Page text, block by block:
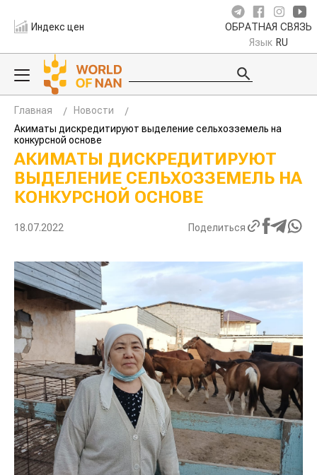
Индекс цен ОБРАТНАЯ СВЯЗЬ
Язык RU
Главная
Новости
Акиматы дискредитируют выделение сельхозземель на
конкурсной основе
АКИМАТЫ ДИСКРЕДИТИРУЮТ
ВЫДЕЛЕНИЕ СЕЛЬХОЗЗЕМЕЛЬ НА
КОНКУРСНОЙ ОСНОВЕ
18.07.2022 Поделиться